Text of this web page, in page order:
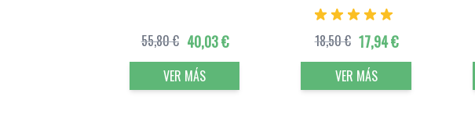
40,03 €
55,80 €
VER MÁS
17,94 €
18,50 €
VER MÁS